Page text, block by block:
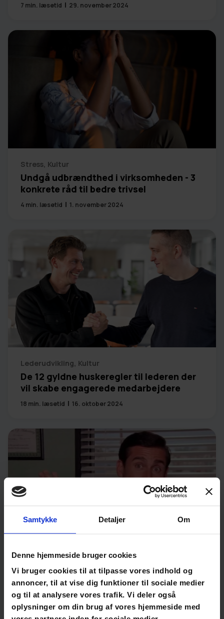
Samtykke Detaljer Om
Denne hjemmeside bruger cookies
Vi bruger cookies til at tilpasse vores indhold og
annoncer, til at vise dig funktioner til sociale medier
og til at analysere vores trafik. Vi deler også
oplysninger om din brug af vores hjemmeside med
7 min. læsetid 29. november 2024
Stress Kultur
Undgå udbrændthed i virksomheden - 3
konkrete råd til bedre trivsel
4 min. læsetid 1. november 2024
Lederudvikling, Kultur
De 12 gyldne huskeregler til lederen der
vil skabe engagerede medarbejdere
18 min. læsetid 16. oktober 2024
Kultur, Lederudvikling
Quiet quitting – hvad er det og hvor
peger fingeren ofte hen?
12 min. læsetid 23. september 2024